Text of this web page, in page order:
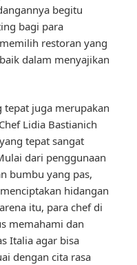
begitu
bagi para
restoran yang
dalam menyajikan
tepat juga merupakan
Lidia Bastianich
tepat sangat
dari penggunaan
bumbu yang pas,
hidangan
itu, para chef di
memahami dan
Italia agar bisa
dengan cita rasa